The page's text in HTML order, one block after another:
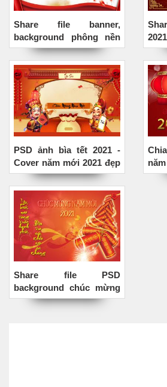
Share file banner,
background phông nền
Tết 2021 PSD đẹp miễn
phí
PSD ảnh bìa tết 2021 -
Cover năm mới 2021 đẹp
mới nhất
Share file PSD
background chúc mừng
năm mới 2021